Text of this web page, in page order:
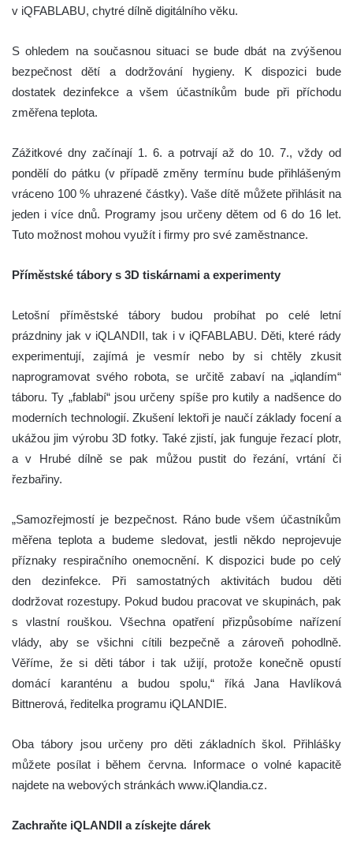
v iQFABLABU, chytré dílně digitálního věku.
S ohledem na současnou situaci se bude dbát na zvýšenou
bezpečnost dětí a dodržování hygieny. K dispozici bude
dostatek dezinfekce a všem účastníkům bude při příchodu
změřena teplota.
Zážitkové dny začínají 1. 6. a potrvají až do 10. 7., vždy od
pondělí do pátku (v případě změny termínu bude přihlášeným
vráceno 100 % uhrazené částky). Vaše dítě můžete přihlásit na
jeden i více dnů. Programy jsou určeny dětem od 6 do 16 let.
Tuto možnost mohou využít i firmy pro své zaměstnance.
Příměstské tábory s 3D tiskárnami a experimenty
Letošní příměstské tábory budou probíhat po celé letní
prázdniny jak v iQLANDII, tak i v iQFABLABU. Děti, které rády
experimentují, zajímá je vesmír nebo by si chtěly zkusit
naprogramovat svého robota, se určitě zabaví na „iqlandím“
táboru. Ty „fablabí“ jsou určeny spíše pro kutily a nadšence do
moderních technologií. Zkušení lektoři je naučí základy focení a
ukážou jim výrobu 3D fotky. Také zjistí, jak funguje řezací plotr,
a v Hrubé dílně se pak můžou pustit do řezání, vrtání či
řezbařiny.
„Samozřejmostí je bezpečnost. Ráno bude všem účastníkům
měřena teplota a budeme sledovat, jestli někdo neprojevuje
příznaky respiračního onemocnění. K dispozici bude po celý
den dezinfekce. Při samostatných aktivitách budou děti
dodržovat rozestupy. Pokud budou pracovat ve skupinách, pak
s vlastní rouškou. Všechna opatření přizpůsobíme nařízení
vlády, aby se všichni cítili bezpečně a zároveň pohodlně.
Věříme, že si děti tábor i tak užijí, protože konečně opustí
domácí karanténu a budou spolu,“ říká Jana Havlíková
Bittnerová, ředitelka programu iQLANDIE.
Oba tábory jsou určeny pro děti základních škol. Přihlášky
můžete posílat i během června. Informace o volné kapacitě
najdete na webových stránkách www.iQlandia.cz.
Zachraňte iQLANDII a získejte dárek